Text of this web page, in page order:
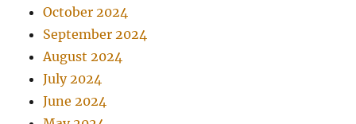
October 2024
September 2024
August 2024
July 2024
June 2024